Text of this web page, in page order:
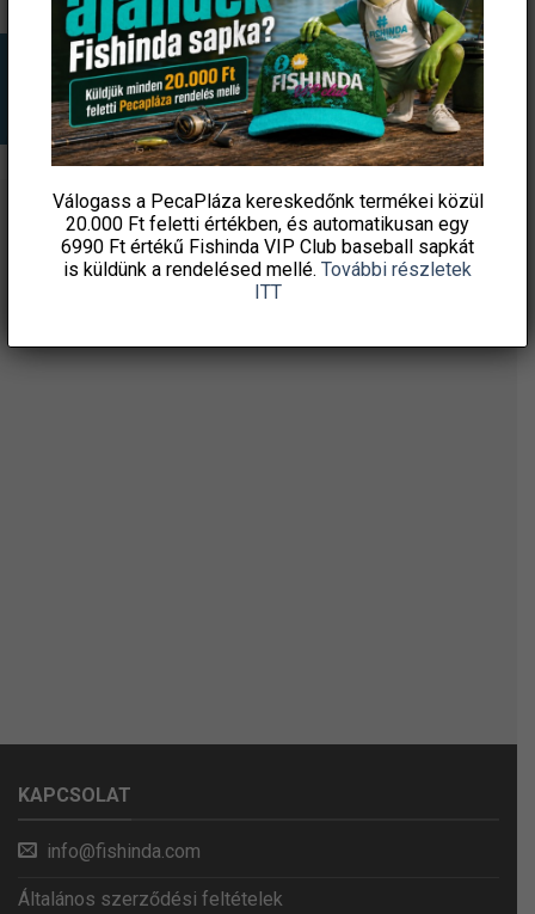
ÉRTESÜLJ ELSŐKÉNT! IRATKOZZ FEL A
HÍRLEVELÜNKRE!
KAPCSOLAT
info@fishinda.com
Általános szerződési feltételek
Válogass a PecaPláza kereskedőnk termékei közül
20.000 Ft feletti értékben, és automatikusan egy
6990 Ft értékű Fishinda VIP Club baseball sapkát
is küldünk a rendelésed mellé. További részletek
ITT